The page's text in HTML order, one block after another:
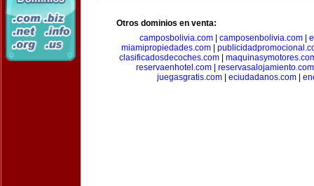
Otros dominios en venta:
camposbolivia.com| camposenbolivia.com|
miamipropiedades.com
clasificadosdecoches.com
reservaenhotel.com| reservasalojamiento.com
juegasgratis.com
eciudadanos.com